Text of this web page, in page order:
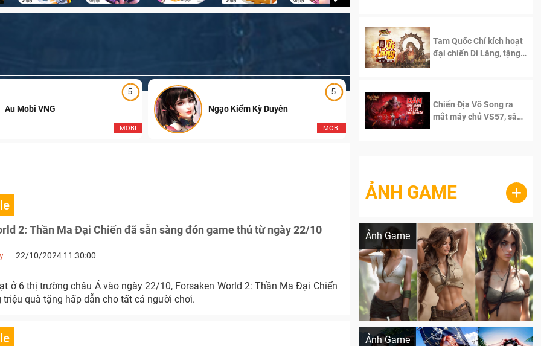
5
MOBI
Au Mobi VNG
5
MOBI
Ngạo Kiếm Kỳ Duyên Ngạo Thiên Mobile
2: Thần Ma Đại Chiến đã sẵn sàng đón game thủ từ ngày 22/10
22/10/2024 11:30:00
ở 6 thị trường châu Á vào ngày 22/10, Forsaken World 2: Thần Ma Đại Chiến
triệu quà tặng hấp dẫn cho tất cả người chơi.
Tam Quốc Chí kích hoạt
đại chiến Di Lăng, tặng
Chiến Địa Vô Song ra
mắt máy chủ VS57, sân
ẢNH GAME +
Ảnh Game
Lala Croft vừa nóng vừa xinh dưới nét vẽ
Ảnh Game
Khi AI Cosplay gái đẹp One Piece